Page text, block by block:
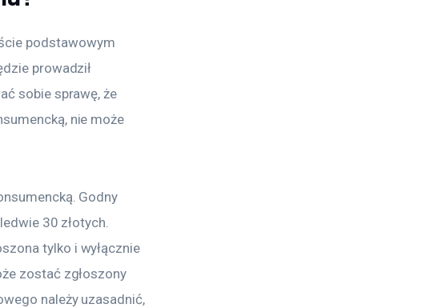
podstawowym
prowadził
sobie sprawę, że
nie może
Godny
30 złotych.
tylko i wyłącznie
zostać zgłoszony
należy uzasadnić,